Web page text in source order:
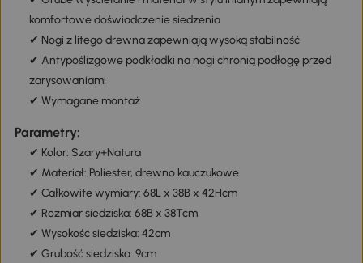
komfortowe doświadczenie siedzenia
✔ Nogi z litego drewna zapewniają wysoką stabilność
✔ Antypoślizgowe podkładki na nogi chronią podłogę przed
zarysowaniami
✔ Wymagane montaż
Parametry:
✔ Kolor: Szary+Natura
✔ Materiał: Poliester, drewno kauczukowe
✔ Całkowite wymiary: 68L x 38B x 42Hcm
✔ Rozmiar siedziska: 68B x 38Tcm
✔ Wysokość siedziska: 42cm
✔ Grubość siedziska: 9cm